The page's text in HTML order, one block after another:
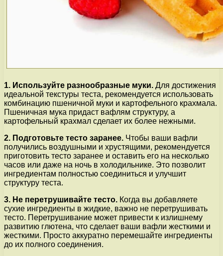
1. Используйте разнообразные муки. Для достижения
идеальной текстуры теста, рекомендуется использовать
комбинацию пшеничной муки и картофельного крахмала.
Пшеничная мука придаст вафлям структуру, а
картофельный крахмал сделает их более нежными.
2. Подготовьте тесто заранее. Чтобы ваши вафли
получились воздушными и хрустящими, рекомендуется
приготовить тесто заранее и оставить его на несколько
часов или даже на ночь в холодильнике. Это позволит
ингредиентам полностью соединиться и улучшит
структуру теста.
3. Не перетрушивайте тесто. Когда вы добавляете
сухие ингредиенты в жидкие, важно не перетрушивать
тесто. Перетрушивание может привести к излишнему
развитию глютена, что сделает ваши вафли жесткими и
жесткими. Просто аккуратно перемешайте ингредиенты
до их полного соединения.